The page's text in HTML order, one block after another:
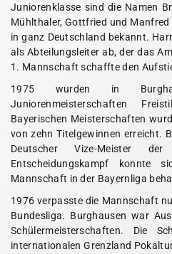
Juniorenklasse sind die Namen
Mühlthaler, Gottfried und
in ganz Deutschland bekannt.
als Abteilungsleiter ab, der das
1. Mannschaft schaffte den
1975 wurden in
Juniorenmeisterschaften
Bayerischen Meisterschaften
von zehn Titelgewinnen erreicht.
Deutscher Vize-Meister
Entscheidungskampf konnte
Mannschaft in der Bayernliga
1976 verpasste die Mannschaft
Bundesliga. Burghausen war
Schülermeisterschaften. Die
internationalen Grenzland